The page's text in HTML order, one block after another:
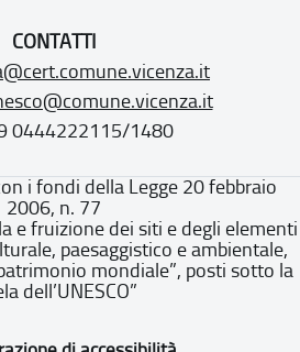
CONTATTI
0444222115/1480
i fondi della Legge 20 febbraio
2006, n. 77
e fruizione dei siti e degli elementi
paesaggistico e ambientale,
mondiale”, posti sotto la
dell’UNESCO”